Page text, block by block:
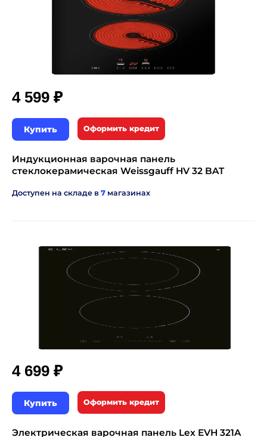
4 599 ₽
Купить Оформить кредит
Индукционная варочная панель
стеклокерамическая Weissgauff HV 32 BAT
Доступен на складе в 7 магазинах
4 699 ₽
Купить Оформить кредит
Электрическая варочная панель Lex EVH 321A